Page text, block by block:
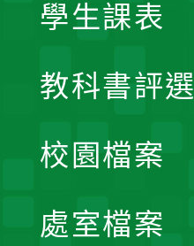
學生課表
教科書評選
校園檔案
處室檔案